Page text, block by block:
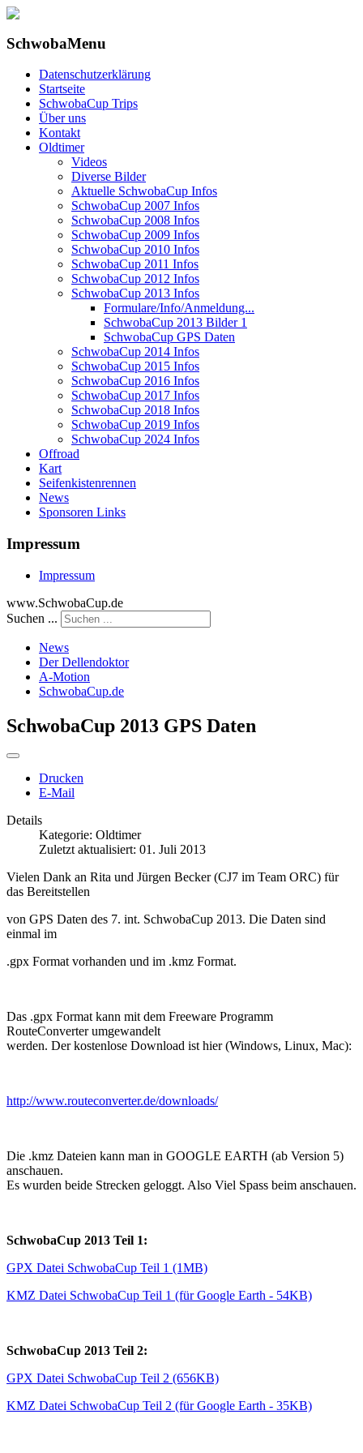
SchwobaMenu
Datenschutzerklärung
Startseite
SchwobaCup Trips
Über uns
Kontakt
Oldtimer
Videos
Diverse Bilder
Aktuelle SchwobaCup Infos
SchwobaCup 2007 Infos
SchwobaCup 2008 Infos
SchwobaCup 2009 Infos
SchwobaCup 2010 Infos
SchwobaCup 2011 Infos
SchwobaCup 2012 Infos
SchwobaCup 2013 Infos
Formulare/Info/Anmeldung...
SchwobaCup 2013 Bilder 1
SchwobaCup GPS Daten
SchwobaCup 2014 Infos
SchwobaCup 2015 Infos
SchwobaCup 2016 Infos
SchwobaCup 2017 Infos
SchwobaCup 2018 Infos
SchwobaCup 2019 Infos
SchwobaCup 2024 Infos
Offroad
Kart
Seifenkistenrennen
News
Sponsoren Links
Impressum
Impressum
www.SchwobaCup.de
Suchen ...
News
Der Dellendoktor
A-Motion
SchwobaCup.de
SchwobaCup 2013 GPS Daten
Drucken
E-Mail
Details
Kategorie: Oldtimer
Zuletzt aktualisiert: 01. Juli 2013
Vielen Dank an Rita und Jürgen Becker (CJ7 im Team ORC) für
das Bereitstellen
von GPS Daten des 7. int. SchwobaCup 2013. Die Daten sind
einmal im
.gpx Format vorhanden und im .kmz Format.
Das .gpx Format kann mit dem Freeware Programm
RouteConverter umgewandelt
werden. Der kostenlose Download ist hier (Windows, Linux, Mac):
http://www.routeconverter.de/downloads/
Die .kmz Dateien kann man in GOOGLE EARTH (ab Version 5)
anschauen.
Es wurden beide Strecken geloggt. Also Viel Spass beim anschauen.
SchwobaCup 2013 Teil 1:
GPX Datei SchwobaCup Teil 1 (1MB)
KMZ Datei SchwobaCup Teil 1 (für Google Earth - 54KB)
SchwobaCup 2013 Teil 2:
GPX Datei SchwobaCup Teil 2 (656KB)
KMZ Datei SchwobaCup Teil 2 (für Google Earth - 35KB)